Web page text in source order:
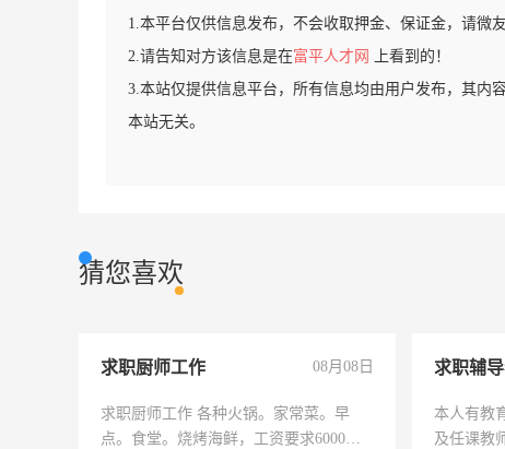
1.本平台仅供信息发布，不会收取押金、保证金，请微友
2.请告知对方该信息是在富平人才网
上看到的！
3.本站仅提供信息平台，所有信息均由用户发布，其内
本站无关。
猜您喜欢
求职厨师工作 08月08日
求职厨师工作 各种火锅。家常菜。早
点。食堂。烧烤海鲜，工资要求6000以
求职辅
本人有教
及任课教